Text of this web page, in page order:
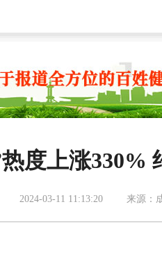
度上涨330%
2024-03-11 11:13:20 来源：